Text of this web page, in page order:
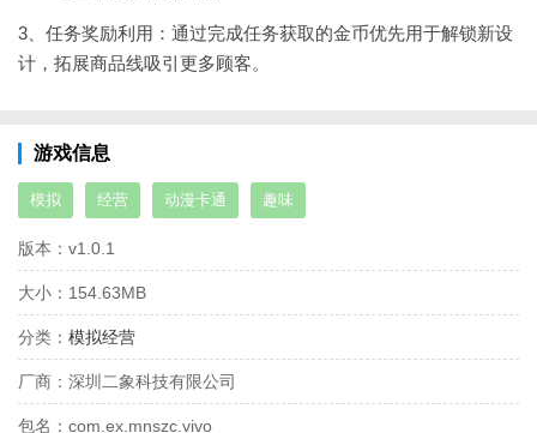
3、任务奖励利用：通过完成任务获取的金币优先用于解锁新设
计，拓展商品线吸引更多顾客。
游戏信息
模拟 经营 动漫卡通 趣味
版本： v1.0.1
大小： 154.63MB
分类： 模拟经营
厂商： 深圳二象科技有限公司
包名： com.ex.mnszc.vivo